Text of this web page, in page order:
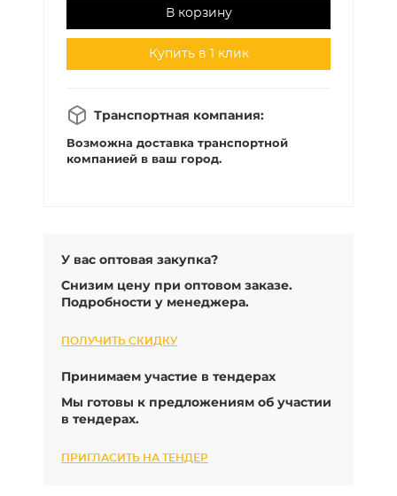
В корзину
Купить в 1 клик
Транспортная компания:
Возможна доставка транспортной
компанией в ваш город.
У вас оптовая закупка?
Снизим цену при оптовом заказе.
Подробности у менеджера.
ПОЛУЧИТЬ СКИДКУ
Принимаем участие в тендерах
Мы готовы к предложениям об участии
в тендерах.
ПРИГЛАСИТЬ НА ТЕНДЕР